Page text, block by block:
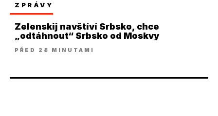
ZPRÁVY
Zelenskij navštíví Srbsko, chce
„odtáhnout“ Srbsko od Moskvy
PŘED 28 MINUTAMI